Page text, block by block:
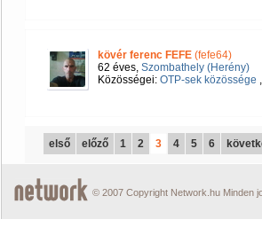
kövér ferenc FEFE (fefe64)
62 éves, Szombathely (Herény)
Közösségei: OTP-sek közössége ,
első előző 1 2 3 4 5 6
© 2007 Copyright Network.hu Minden